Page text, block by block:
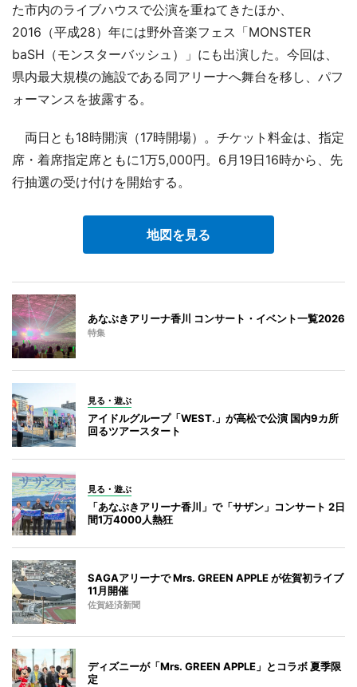
た市内のライブハウスで公演を重ねてきたほか、
2016（平成28）年には野外音楽フェス「MONSTER
baSH（モンスターバッシュ）」にも出演した。今回は、
県内最大規模の施設である同アリーナへ舞台を移し、パフ
ォーマンスを披露する。
両日とも18時開演（17時開場）。チケット料金は、指定
席・着席指定席ともに1万5,000円。6月19日16時から、先
行抽選の受け付けを開始する。
地図を見る
あなぶきアリーナ香川 コンサート・イベント一覧2026
特集
見る・遊ぶ
アイドルグループ「WEST.」が高松で公演 国内9カ所
回るツアースタート
見る・遊ぶ
「あなぶきアリーナ香川」で「サザン」コンサート 2日
間1万4000人熱狂
SAGAアリーナで Mrs. GREEN APPLE が佐賀初ライブ
11月開催
佐賀経済新聞
ディズニーが「Mrs. GREEN APPLE」とコラボ 夏季限
定